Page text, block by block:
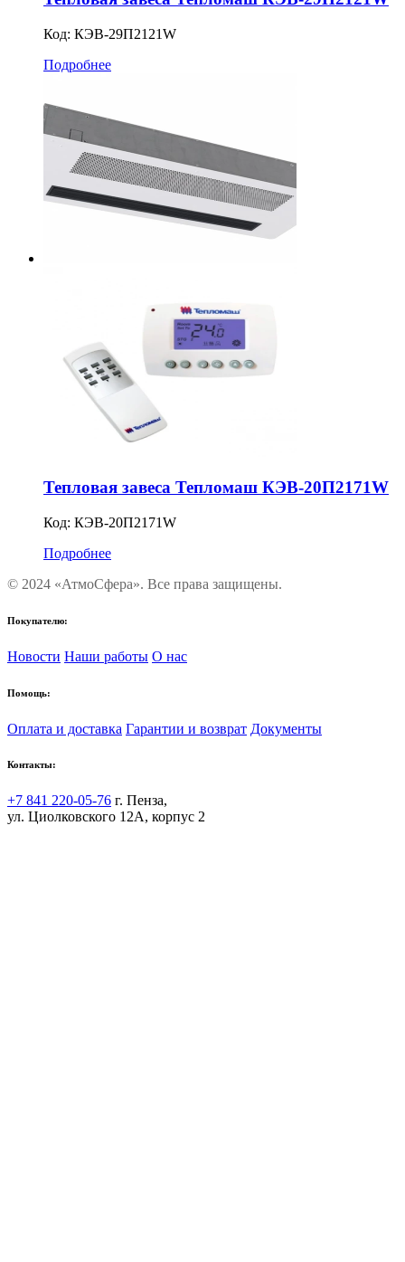
Код: КЭВ-29П2121W
Подробнее
Тепловая завеса Тепломаш КЭВ-20П2171W
Код: КЭВ-20П2171W
Подробнее
© 2024 «АтмоСфера». Все права защищены.
Покупателю:
Новости Наши работы О нас
Помощь:
Оплата и доставка Гарантии и возврат Документы
Контакты:
+7 841 220-05-76 г. Пенза,
ул. Циолковского 12А, корпус 2